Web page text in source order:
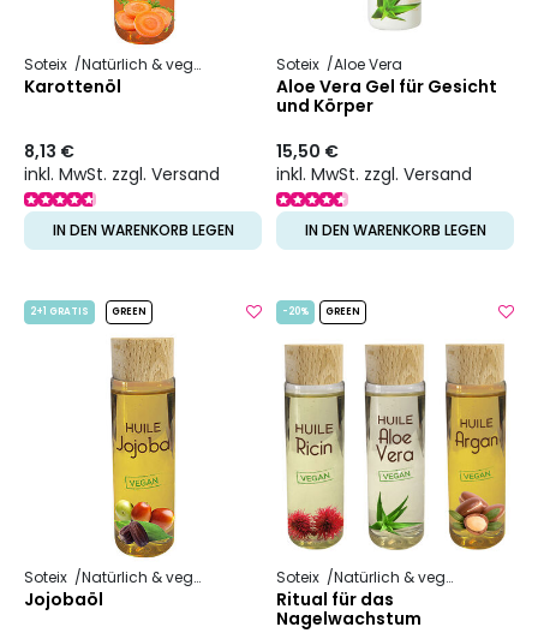
Soteix Natürlich & vegan Pflanzliches Öl
Karottenöl
8,13 €
inkl. MwSt. zzgl. Versand
IN DEN WARENKORB LEGEN
Soteix Aloe Vera
Aloe Vera Gel für Gesicht
und Körper
15,50 €
inkl. MwSt. zzgl. Versand
IN DEN WARENKORB LEGEN
2+1 GRATIS GREEN
Soteix Natürlich & vegan Pflanzliches Öl
Jojobaöl
-20% GREEN
Soteix Natürlich & vegan
Ritual für das
Nagelwachstum